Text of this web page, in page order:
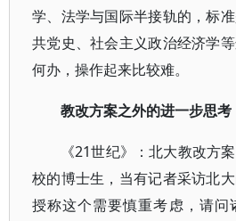
学、法学与国际半接轨的，标
共党史、社会主义政治经济学
何办，操作起来比较难。
教改方案之外的进一步思考
《21世纪》：北大教改方
校的博士生，当有记者采访北
授称这个需要慎重考虑，请问